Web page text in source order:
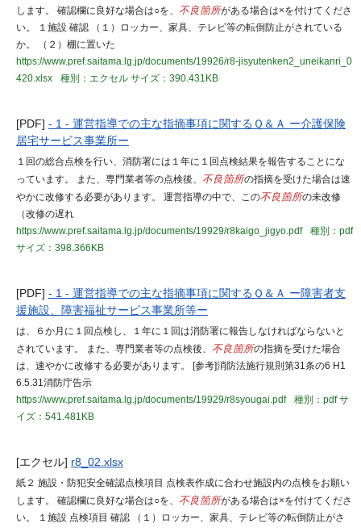
します。 確認欄に良好な場合は○を、 不良箇所がある場合は×を付けてくださ
い。 １施設 確認 （１）ロッカー、家具、テレビ等の転倒防止がされている
か。 （２）棚に置いた
https://www.pref.saitama.lg.jp/documents/19926/r8-jisyutenken2_uneikanri_0
420.xlsx
種別：エクセル サイズ：390.431KB
[PDF] - 1 - 運営指導での主な指摘事項に関するＱ＆Ａ ー介護保険
居宅サービス事業所ー
１回の総合点検を行い、消防署には１年に１回点検結果を報告することにな
っています。 また、専門業者等の点検後、 不良箇所の指摘を受けた場合は速
やかに改修する必要があります。 運営指導の中で、この不良箇所の未改修
（改修の遅れ
https://www.pref.saitama.lg.jp/documents/19929/r8kaigo_jigyo.pdf
種別：pdf
サイズ：398.366KB
[PDF] - 1 - 運営指導での主な指摘事項に関するＱ＆Ａ ー障害者支
援施設、障害福祉サービス事業所等ー
は、６か月に１回点検し、１年に１回は消防署に報告しなければならないと
されています。 また、専門業者等の点検後、 不良箇所の指摘を受けた場合
は、速やかに改修する必要があります。 [参考]消防法施行規則第31条の6 H1
6.5.31消防庁告示
https://www.pref.saitama.lg.jp/documents/19929/r8syougai.pdf
種別：pdfサ
イズ：541.481KB
[エクセル] r8_02.xlsx
紙２ 施設・防犯安全確認点検項目 点検表作成に合わせ施設内の点検をお願い
します。 確認欄に良好な場合は○を、 不良箇所がある場合は×を付けてくださ
い。 １施設 点検項目 確認 （１）ロッカー、家具、テレビ等の転倒防止がさ